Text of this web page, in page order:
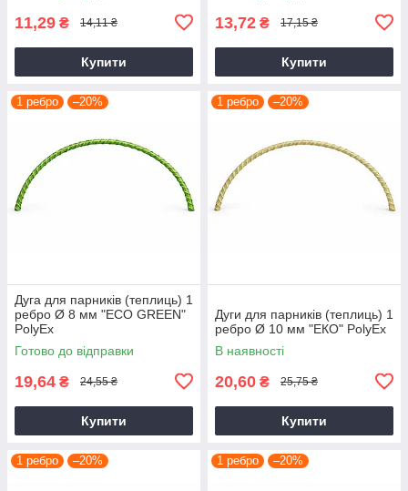
11,29 ₴ 14,11 ₴
Купити
13,72 ₴ 17,15 ₴
Купити
1 ребро –20%
Дуга для парників (теплиць) 1
ребро Ø 8 мм "ЕCО GREEN"
PolyEx
Готово до відправки
19,64 ₴ 24,55 ₴
Купити
1 ребро –20%
Дуги для парників (теплиць) 1
ребро Ø 10 мм "ЕКО" PolyEx
В наявності
20,60 ₴ 25,75 ₴
Купити
1 ребро –20% 1 ребро –20%